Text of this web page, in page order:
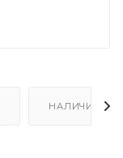
НАЛИЧИЕ